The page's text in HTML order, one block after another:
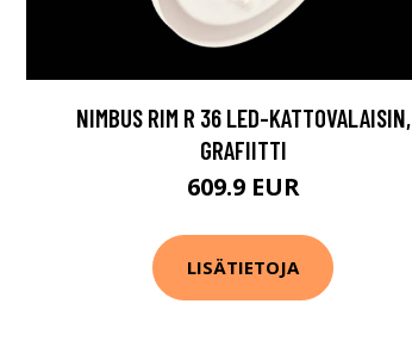
NIMBUS RIM R 36 LED-KATTOVALAISIN,
GRAFIITTI
609.9 EUR
LISÄTIETOJA